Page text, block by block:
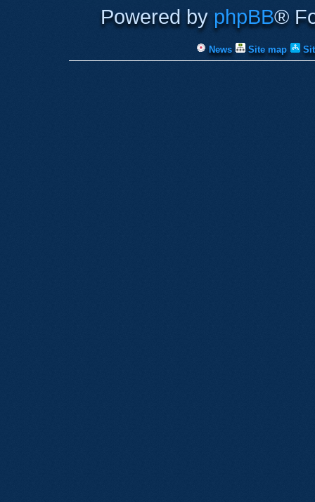
Powered by phpBB®
News Site map